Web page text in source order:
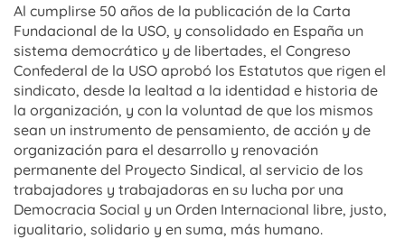
Al cumplirse 50 años de la publicación de la Carta
Fundacional de la USO, y consolidado en España un
sistema democrático y de libertades, el Congreso
Confederal de la USO aprobó los Estatutos que rigen el
sindicato, desde la lealtad a la identidad e historia de
la organización, y con la voluntad de que los mismos
sean un instrumento de pensamiento, de acción y de
organización para el desarrollo y renovación
permanente del Proyecto Sindical, al servicio de los
trabajadores y trabajadoras en su lucha por una
Democracia Social y un Orden Internacional libre, justo,
igualitario, solidario y en suma, más humano.